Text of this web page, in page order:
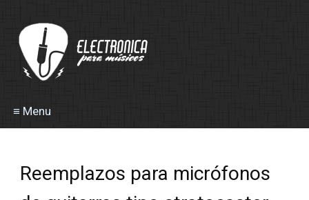
≡ Menu
Reemplazos para micrófonos